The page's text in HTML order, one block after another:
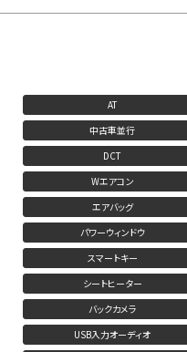
AT
中古車並行
DCT
Wエアコン
エアバッグ
パワーウィンドウ
スマートキー
シートヒーター
バックカメラ
USB入力オーディオ